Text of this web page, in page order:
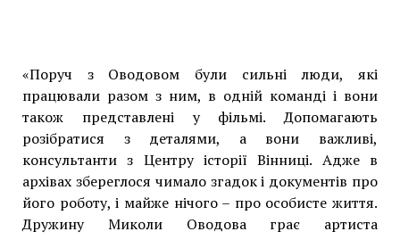
«Поруч з Оводовом були сильні люди, які
працювали разом з ним, в одній команді і вони
також представлені у фільмі. Допомагають
розібратися з деталями, а вони важливі,
консультанти з Центру історії Вінниці. Адже в
архівах збереглося чимало згадок і документів про
його роботу, і майже нічого – про особисте життя.
Дружину Миколи Оводова грає артиста